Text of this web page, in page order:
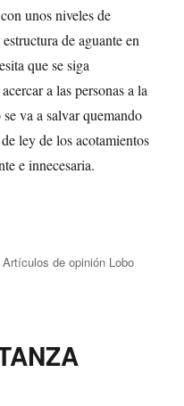
unos niveles de
de aguante en
que se siga
a las personas a la
va a salvar quemando
ley de los acotamientos
e innecesaria.
Categorías
Artículos de opinión Lobo